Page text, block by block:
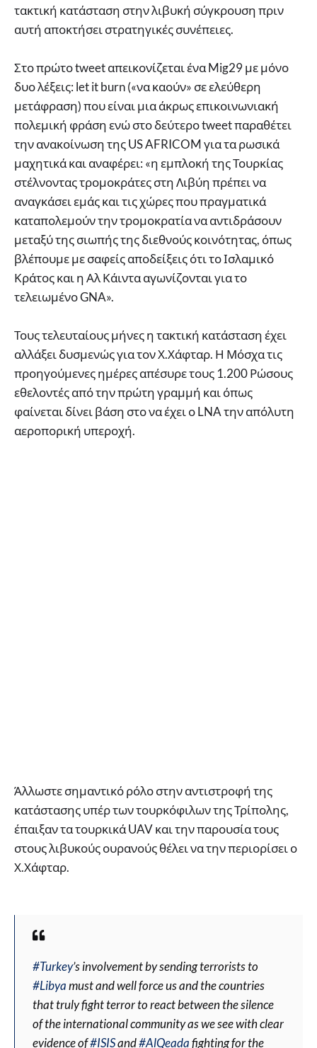
τακτική κατάσταση στην λιβυκή σύγκρουση πριν
αυτή αποκτήσει στρατηγικές συνέπειες.
Στο πρώτο tweet απεικονίζεται ένα Mig29 με μόνο
δυο λέξεις: let it burn («να καούν» σε ελεύθερη
μετάφραση) που είναι μια άκρως επικοινωνιακή
πολεμική φράση ενώ στο δεύτερο tweet παραθέτει
την ανακοίνωση της US AFRICOM για τα ρωσικά
μαχητικά και αναφέρει: «η εμπλοκή της Τουρκίας
στέλνοντας τρομοκράτες στη Λιβύη πρέπει να
αναγκάσει εμάς και τις χώρες που πραγματικά
καταπολεμούν την τρομοκρατία να αντιδράσουν
μεταξύ της σιωπής της διεθνούς κοινότητας, όπως
βλέπουμε με σαφείς αποδείξεις ότι το Ισλαμικό
Κράτος και η Αλ Κάιντα αγωνίζονται για το
τελειωμένο GNA».
Τους τελευταίους μήνες η τακτική κατάσταση έχει
αλλάξει δυσμενώς για τον Χ.Χάφταρ. Η Μόσχα τις
προηγούμενες ημέρες απέσυρε τους 1.200 Ρώσους
εθελοντές από την πρώτη γραμμή και όπως
φαίνεται δίνει βάση στο να έχει ο LNA την απόλυτη
αεροπορική υπεροχή.
Άλλωστε σημαντικό ρόλο στην αντιστροφή της
κατάστασης υπέρ των τουρκόφιλων της Τρίπολης,
έπαιξαν τα τουρκικά UAV και την παρουσία τους
στους λιβυκούς ουρανούς θέλει να την περιορίσει ο
Χ.Χάφταρ.
#Turkey’s involvement by sending terrorists to
#Libyamust and well force us and the countries
that truly fight terror to react between the silence
of the international community as we see with clear
evidence of#ISISand#AlQeadafighting for the